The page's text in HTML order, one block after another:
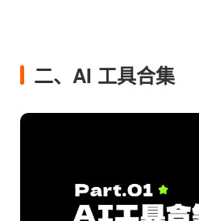
二、AI 工具合集